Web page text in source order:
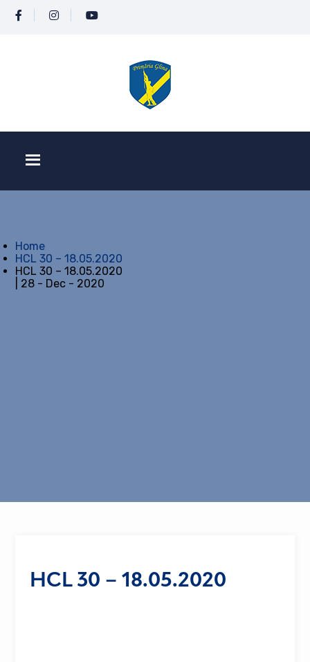
Home
HCL 30 – 18.05.2020
HCL 30 – 18.05.2020
| 28 - Dec - 2020
HCL 30 – 18.05.2020